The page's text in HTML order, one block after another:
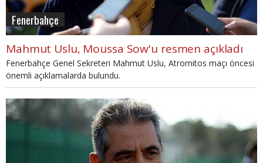
Fenerbahçe
Mahmut Uslu, Moussa Sow'u resmen açıkladı
Fenerbahçe Genel Sekreteri Mahmut Uslu, Atromitos maçı öncesi
önemli açıklamalarda bulundu.